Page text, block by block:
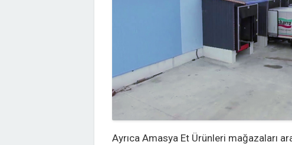
Ayrıca Amasya Et Ürünleri mağazaları